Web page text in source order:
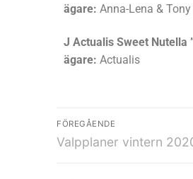
ägare: Anna-Lena &
J Actualis Sweet Nutella
ägare: Actualis
FÖREGÅENDE
Valpplaner vintern